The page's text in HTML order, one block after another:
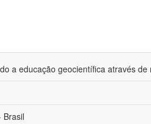
a educação geocientífica através de
Brasil